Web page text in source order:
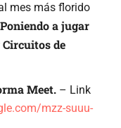
mes más florido
a jugar
de
Meet. – Link
mzz-suuu-